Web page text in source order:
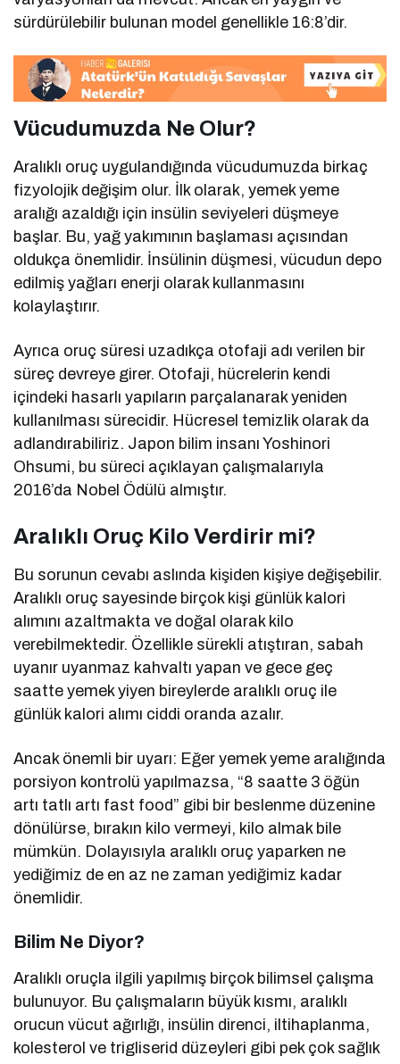
sürdürülebilir bulunan model genellikle 16:8’dir.
Vücudumuzda Ne Olur?
Aralıklı oruç uygulandığında vücudumuzda birkaç
fizyolojik değişim olur. İlk olarak, yemek yeme
aralığı azaldığı için insülin seviyeleri düşmeye
başlar. Bu, yağ yakımının başlaması açısından
oldukça önemlidir. İnsülinin düşmesi, vücudun depo
edilmiş yağları enerji olarak kullanmasını
kolaylaştırır.
Ayrıca oruç süresi uzadıkça otofaji adı verilen bir
süreç devreye girer. Otofaji, hücrelerin kendi
içindeki hasarlı yapıların parçalanarak yeniden
kullanılması sürecidir. Hücresel temizlik olarak da
adlandırabiliriz. Japon bilim insanı Yoshinori
Ohsumi, bu süreci açıklayan çalışmalarıyla
2016’da Nobel Ödülü almıştır.
Aralıklı Oruç Kilo Verdirir mi?
Bu sorunun cevabı aslında kişiden kişiye değişebilir.
Aralıklı oruç sayesinde birçok kişi günlük kalori
alımını azaltmakta ve doğal olarak kilo
verebilmektedir. Özellikle sürekli atıştıran, sabah
uyanır uyanmaz kahvaltı yapan ve gece geç
saatte yemek yiyen bireylerde aralıklı oruç ile
günlük kalori alımı ciddi oranda azalır.
Ancak önemli bir uyarı: Eğer yemek yeme aralığında
porsiyon kontrolü yapılmazsa, “8 saatte 3 öğün
artı tatlı artı fast food” gibi bir beslenme düzenine
dönülürse, bırakın kilo vermeyi, kilo almak bile
mümkün. Dolayısıyla aralıklı oruç yaparken ne
yediğimiz de en az ne zaman yediğimiz kadar
önemlidir.
Bilim Ne Diyor?
Aralıklı oruçla ilgili yapılmış birçok bilimsel çalışma
bulunuyor. Bu çalışmaların büyük kısmı, aralıklı
orucun vücut ağırlığı, insülin direnci, iltihaplanma,
kolesterol ve trigliserid düzeyleri gibi pek çok sağlık